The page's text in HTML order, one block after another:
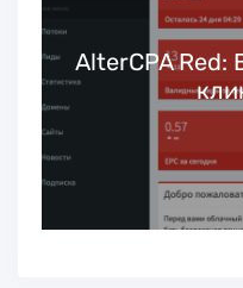
AlterCPA Red: